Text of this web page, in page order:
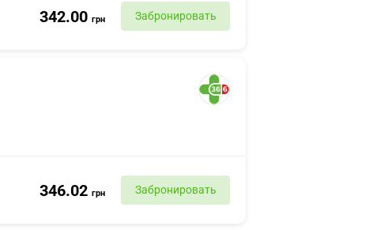
342.00 грн Забронировать
346.02 грн Забронировать